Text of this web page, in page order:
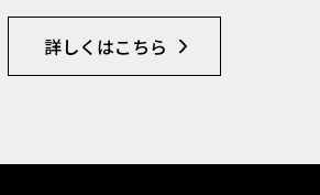
詳しくはこちら